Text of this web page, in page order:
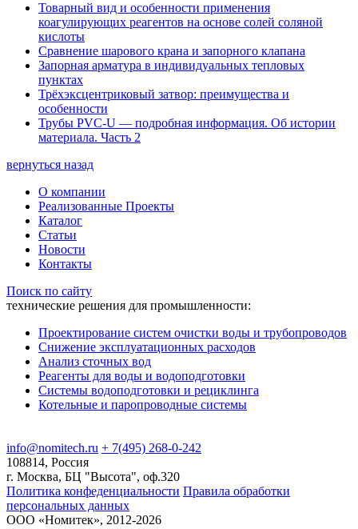
Товарный вид и особенности применения
коагулирующих реагентов на основе солей соляной
кислоты
Сравнение шарового крана и запорного клапана
Запорная арматура в индивидуальных тепловых
пунктах
Трёхэксцентриковый затвор: преимущества и
особенности
Трубы PVC-U — подробная информация. Об истории
материала. Часть 2
вернуться назад
О компании
Реализованные Проекты
Каталог
Статьи
Новости
Контакты
Поиск по сайту
технические решения для промышленности:
Проектирование систем очистки воды и трубопроводов
Снижение эксплуатационных расходов
Анализ сточных вод
Реагенты для воды и водоподготовки
Системы водоподготовки и рециклинга
Котельные и паропроводные системы
info@nomitech.ru + 7(495) 268-0-242
108814, Россия
г. Москва, БЦ "Высота", оф.320
Политика конфеденциальности Правила обработки
персональных данных
ООО «Номитек», 2012-2026